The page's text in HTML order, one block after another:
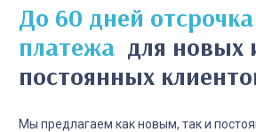
До 60 дней отсрочка
платежа для новых
постоянных
Мы предлагаем как новым, так и